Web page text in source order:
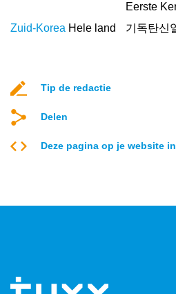
Eerste
Zuid-Korea Hele land 기독탄신
Tip de redactie
Delen
Deze pagina op je website